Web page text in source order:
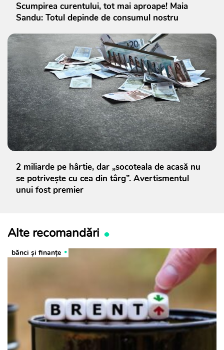
Scumpirea curentului, tot mai aproape! Maia
Sandu: Totul depinde de consumul nostru
2 miliarde pe hârtie, dar „socoteala de acasă nu
se potrivește cu cea din târg”. Avertismentul
unui fost premier
Alte recomandări
bănci şi finanţe